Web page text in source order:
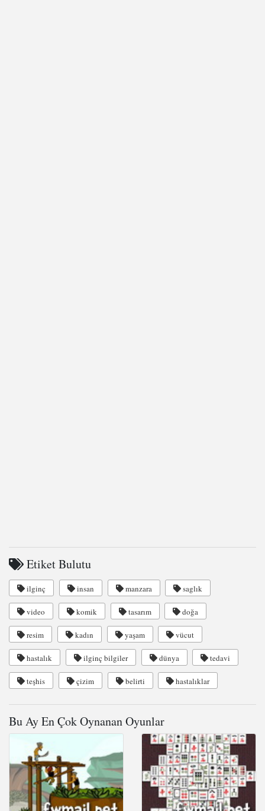
Etiket Bulutu
ilginç insan manzara saglık
video komik tasarım doğa
resim kadın yaşam vücut
hastalık ilginç bilgiler dünya tedavi
teşhis çizim belirti hastalıklar
Bu Ay En Çok Oynanan Oyunlar